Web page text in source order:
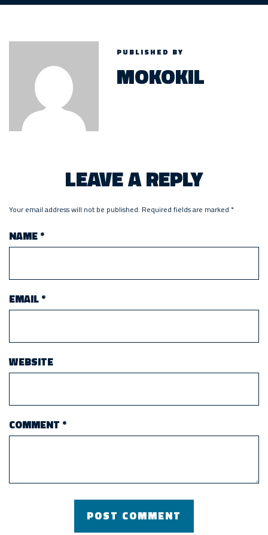
PUBLISHED BY
MOKOKIL
LEAVE A REPLY
Your email address will not be published. Required fields are marked *
NAME*
EMAIL*
WEBSITE
COMMENT *